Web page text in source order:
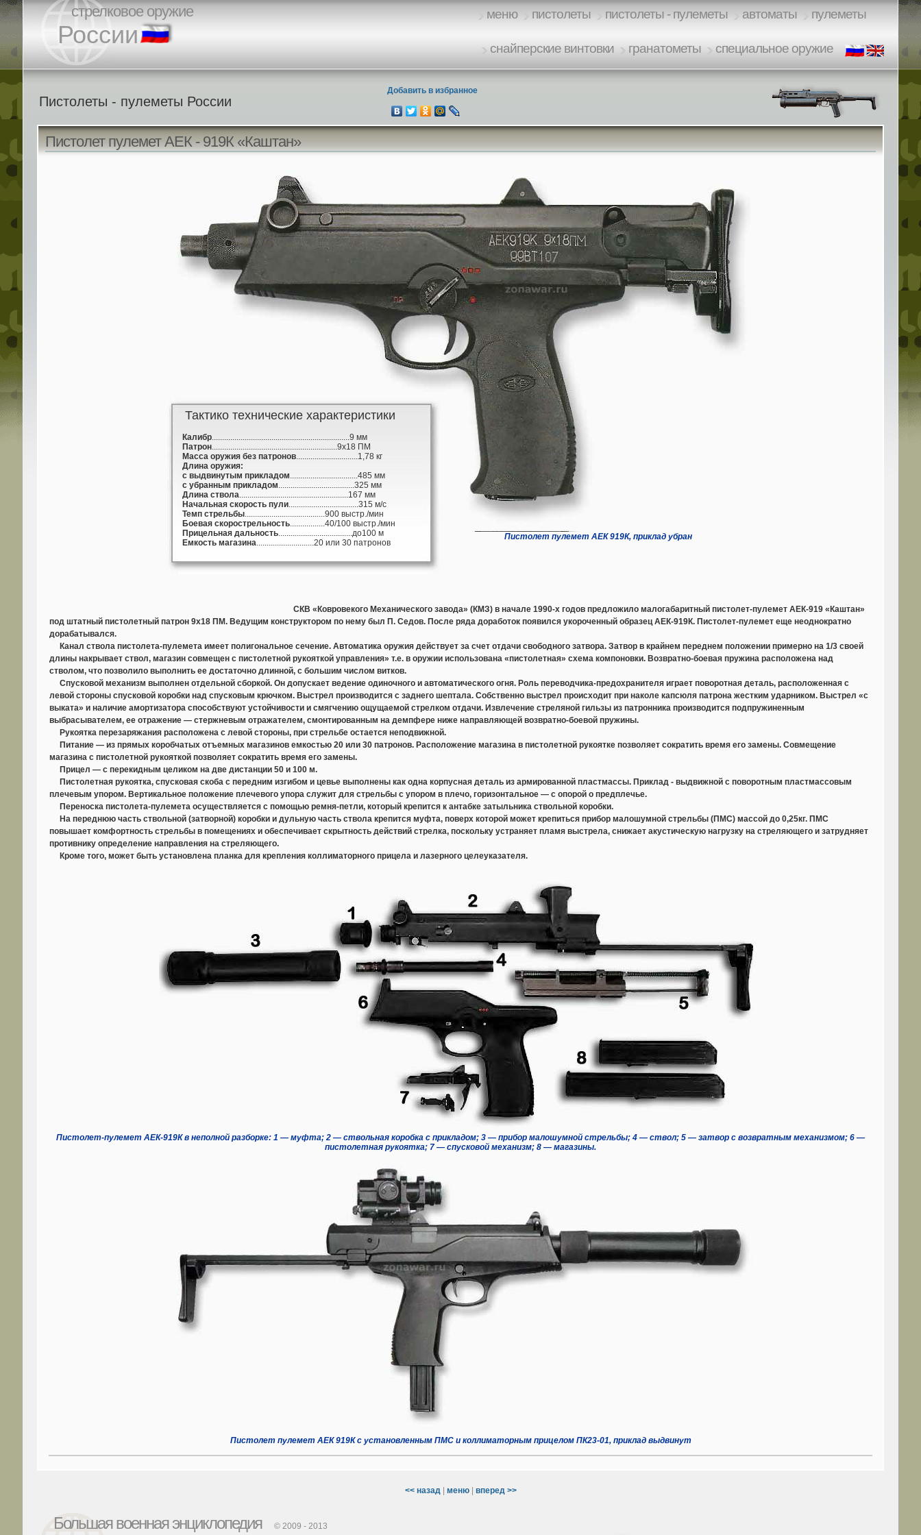
стрелковое оружие
России
меню пистолеты пистолеты - пулеметы автоматы пулеметы
снайперские винтовки гранатометы специальное оружие
Пистолеты - пулеметы России
Добавить в избранное
Пистолет пулемет АЕК - 919К «Каштан»
Тактико технические характеристики
Калибр...................................................................9 мм
Патрон.............................................................9х18 ПМ
Масса оружия без патронов..............................1,78 кг
Длина оружия:
с выдвинутым прикладом.................................485 мм
с убранным прикладом.....................................325 мм
Длина ствола.....................................................167 мм
Начальная скорость пули..................................315 м/с
Темп стрельбы.......................................900 выстр./мин
Боевая скорострельность.................40/100 выстр./мин
Прицельная дальность....................................до100 м
Емкость магазина............................20 или 30 патронов
Пистолет пулемет АЕК 919К, приклад убран
СКВ «Ковровекого Механического завода» (КМЗ) в начале 1990-х годов предложило малогабаритный пистолет-пулемет АЕК-919 «Каштан»
под штатный пистолетный патрон 9x18 ПМ. Ведущим конструктором по нему был П. Седов. После ряда доработок появился укороченный образец АЕК-919К. Пистолет-пулемет еще неоднократно
дорабатывался.
Канал ствола пистолета-пулемета имеет полигональное сечение. Автоматика оружия действует за счет отдачи свободного затвора. Затвор в крайнем переднем положении примерно на 1/3 своей
длины накрывает ствол, магазин совмещен с пистолетной рукояткой управления» т.е. в оружии использована «пистолетная» схема компоновки. Возвратно-боевая пружина расположена над
стволом, что позволило выполнить ее достаточно длинной, с большим числом витков.
Спусковой механизм выполнен отдельной сборкой. Он допускает ведение одиночного и автоматического огня. Роль переводчика-предохранителя играет поворотная деталь, расположенная с
левой стороны спусковой коробки над спусковым крючком. Выстрел производится с заднего шептала. Собственно выстрел происходит при наколе капсюля патрона жестким ударником. Выстрел «с
выката» и наличие амортизатора способствуют устойчивости и смягчению ощущаемой стрелком отдачи. Извлечение стреляной гильзы из патронника производится подпружиненным
выбрасывателем, ее отражение — стержневым отражателем, смонтированным на демпфере ниже направляющей возвратно-боевой пружины.
Рукоятка перезаряжания расположена с левой стороны, при стрельбе остается неподвижной.
Питание — из прямых коробчатых отъемных магазинов емкостью 20 или 30 патронов. Расположение магазина в пистолетной рукоятке позволяет сократить время его замены. Совмещение
магазина с пистолетной рукояткой позволяет сократить время его замены.
Прицел — с перекидным целиком на две дистанции 50 и 100 м.
Пистолетная рукоятка, спусковая скоба с передним изгибом и цевье выполнены как одна корпусная деталь из армированной пластмассы. Приклад - выдвижной с поворотным пластмассовым
плечевым упором. Вертикальное положение плечевого упора служит для стрельбы с упором в плечо, горизонтальное — с опорой о предплечье.
Переноска пистолета-пулемета осуществляется с помощью ремня-петли, который крепится к антабке затыльника ствольной коробки.
На переднюю часть ствольной (затворной) коробки и дульную часть ствола крепится муфта, поверх которой может крепиться прибор малошумной стрельбы (ПМС) массой до 0,25кг. ПМС
повышает комфортность стрельбы в помещениях и обеспечивает скрытность действий стрелка, поскольку устраняет пламя выстрела, снижает акустическую нагрузку на стреляющего и затрудняет
противнику определение направления на стреляющего.
Кроме того, может быть установлена планка для крепления коллиматорного прицела и лазерного целеуказателя.
Пистолет-пулемет АЕК-919К в неполной разборке: 1 — муфта; 2 — ствольная коробка с прикладом; 3 — прибор малошумной стрельбы; 4 — ствол; 5 — затвор с возвратным механизмом; 6 —
пистолетная рукоятка; 7 — спусковой механизм; 8 — магазины.
Пистолет пулемет АЕК 919К с установленным ПМС и коллиматорным прицелом ПК23-01, приклад выдвинут
<< назад| меню| вперед >>
Большая военная энциклопедия © 2009 - 2013